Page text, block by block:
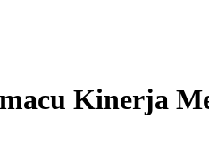
Kinerja